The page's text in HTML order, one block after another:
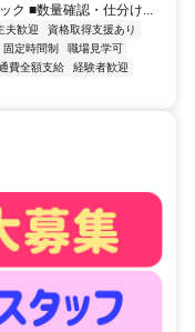
ク ■数量確認・仕分け...
夫歓迎
資格取得支援あり
固定時間制
職場見学可
費全額支給
経験者歓迎